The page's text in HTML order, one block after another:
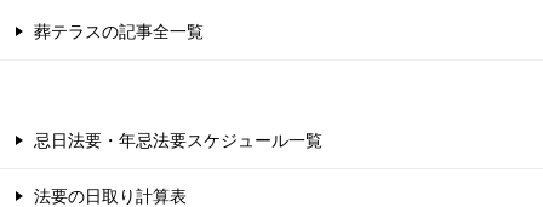
葬テラスの記事全一覧
忌日法要・年忌法要スケジュール一覧
法要の日取り計算表